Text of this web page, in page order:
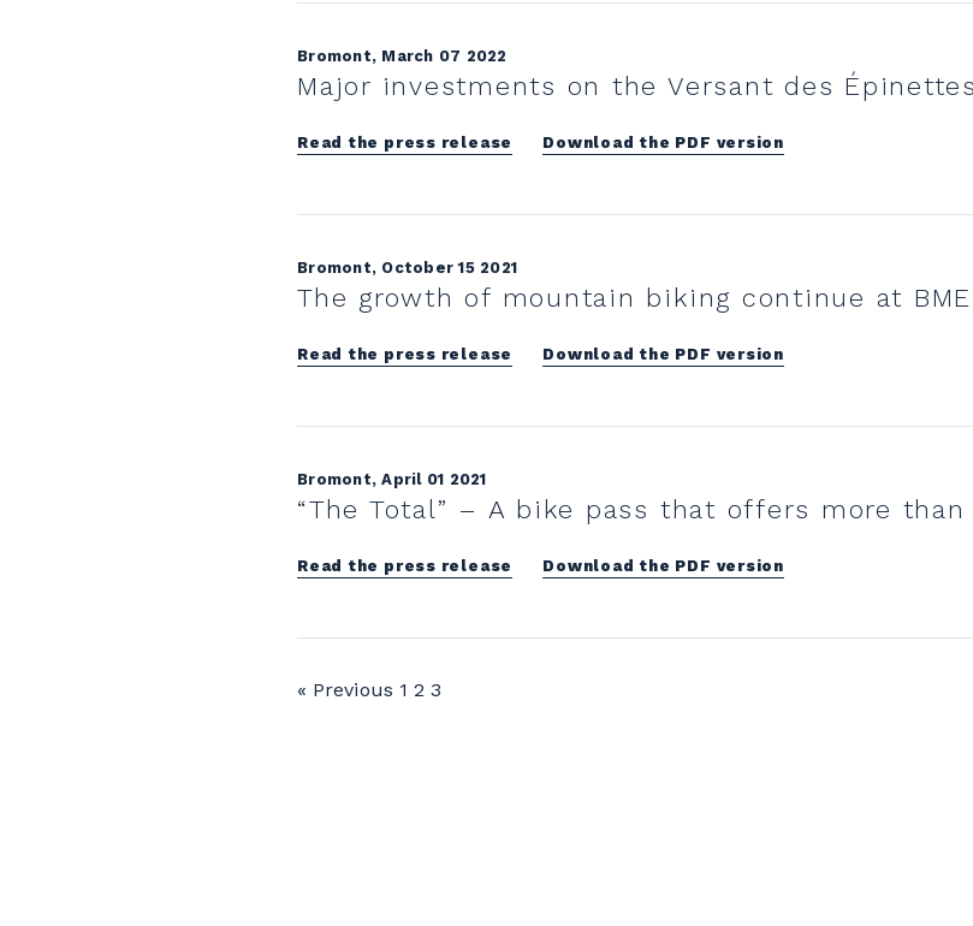
Bromont, March 07 2022
Major investments on the Versant des Épinettes
Read the press release Download the PDF version
Bromont, October 15 2021
The growth of mountain biking continue at BME
Read the press release Download the PDF version
Bromont, April 01 2021
“The Total” – A bike pass that offers more
Read the press release Download the PDF version
« Previous 1 2 3